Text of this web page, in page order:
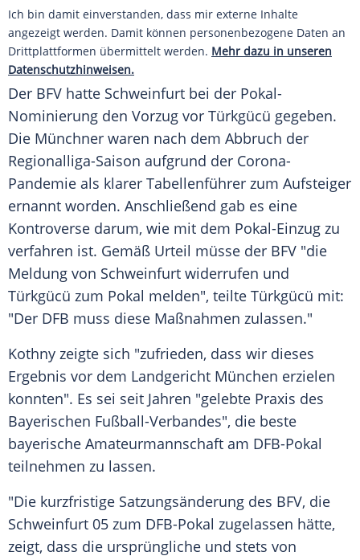
Ich bin damit einverstanden, dass mir externe Inhalte
angezeigt werden. Damit können personenbezogene Daten an
Drittplattformen übermittelt werden. Mehr dazu in unseren
Datenschutzhinweisen.
Der BFV hatte Schweinfurt bei der Pokal-
Nominierung den Vorzug vor Türkgücü gegeben.
Die Münchner waren nach dem Abbruch der
Regionalliga-Saison aufgrund der Corona-
Pandemie als klarer Tabellenführer zum Aufsteiger
ernannt worden. Anschließend gab es eine
Kontroverse darum, wie mit dem Pokal-Einzug zu
verfahren ist. Gemäß Urteil müsse der BFV "die
Meldung von Schweinfurt widerrufen und
Türkgücü zum Pokal melden", teilte Türkgücü mit:
"Der DFB muss diese Maßnahmen zulassen."
Kothny zeigte sich "zufrieden, dass wir dieses
Ergebnis vor dem Landgericht München erzielen
konnten". Es sei seit Jahren "gelebte Praxis des
Bayerischen Fußball-Verbandes", die beste
bayerische Amateurmannschaft am DFB-Pokal
teilnehmen zu lassen.
"Die kurzfristige Satzungsänderung des BFV, die
Schweinfurt 05 zum DFB-Pokal zugelassen hätte,
zeigt, dass die ursprüngliche und stets von